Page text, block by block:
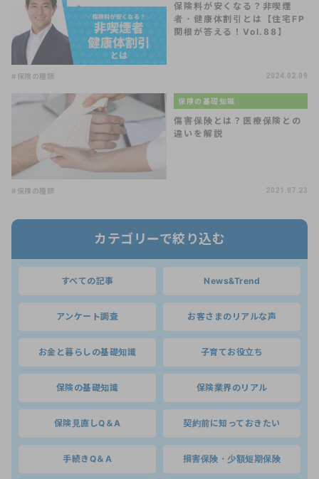
保険料が安くなる？非喫煙
者・健康体割引とは【住宅FP
関根が答える！Vol.88】
#保険の種類 2024.02.09
保険の基礎知識
傷害保険とは？医療保険との
違いを解説
#保険の種類 2021.07.23
カテゴリーで絞り込む
すべての記事 News&Trend
アンケート調査 お客さまのリアルな声
お金と暮らしの基礎知識 子育てお役立ち
保険の基礎知識 保険業界のリアル
保険見直しQ＆A 契約前に知っておきたい
手続きQ＆A 損害保険・少額短期保険